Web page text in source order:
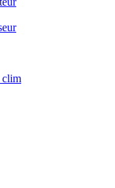
clim